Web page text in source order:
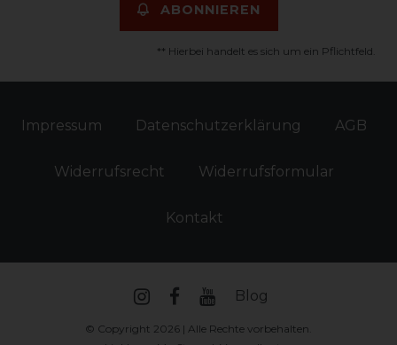
ABONNIEREN
** Hierbei handelt es sich um ein Pflichtfeld.
Impressum Daten­schutz­erklärung AGB
Widerrufs­recht Widerrufs­formular
Kontakt
Blog
© Copyright 2026 | Alle Rechte vorbehalten.